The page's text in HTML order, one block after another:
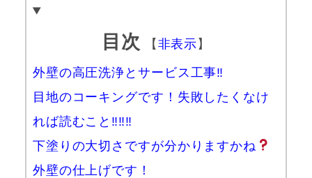
目次 【 非表示 】
外壁の高圧洗浄とサービス工事‼
目地のコーキングです！失敗したくなけ
れば読むこと‼‼‼
下塗りの大切さですが分かりますかね
外壁の仕上げです！